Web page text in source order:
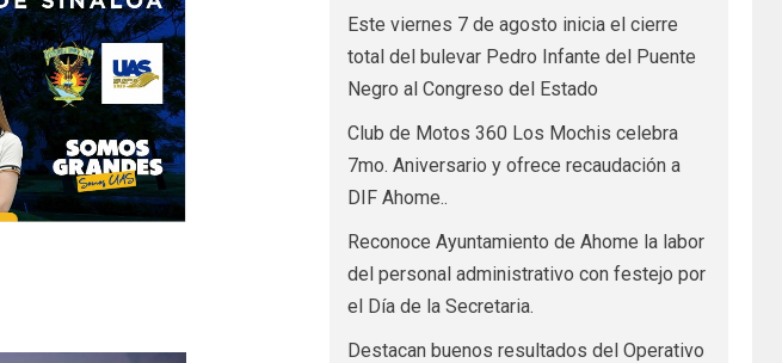
Este viernes 7 de agosto inicia el cierre
total del bulevar Pedro Infante del Puente
Negro al Congreso del Estado
Club de Motos 360 Los Mochis celebra
7mo. Aniversario y ofrece recaudación a
DIF Ahome..
Reconoce Ayuntamiento de Ahome la labor
del personal administrativo con festejo por
el Día de la Secretaria.
Destacan buenos resultados del Operativo